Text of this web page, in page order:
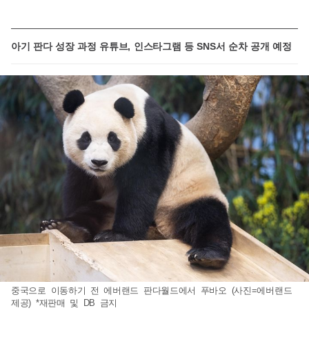
아기 판다 성장 과정 유튜브, 인스타그램 등 SNS서 순차 공개 예정
중국으로 이동하기 전 에버랜드 판다월드에서 푸바오 (사진=에버랜드
제공) *재판매 및 DB 금지